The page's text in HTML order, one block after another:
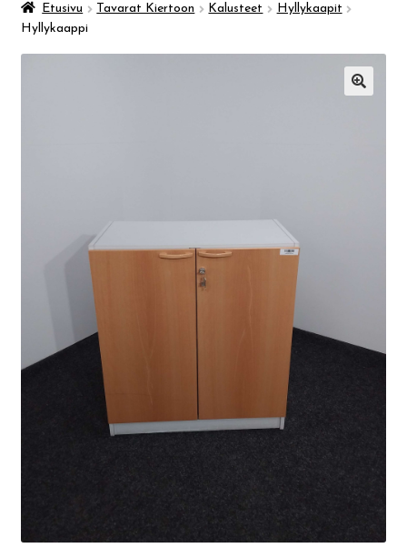
Taidemuseo & Ratamo
Mämminiemi
Taideapteekki
Etusivu Tavarat Kiertoon Kalusteet
Hyllykaapit
Hyllykaappi